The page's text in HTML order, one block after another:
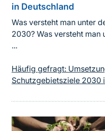
in Deutschland
Was versteht man unter
2030? Was versteht man
...
Häufig gefragt:
Schutzgebietsziele 2030